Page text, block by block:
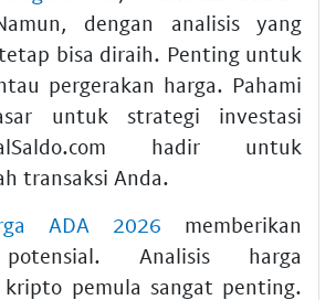
dengan analisis yang
bisa diraih. Penting untuk
pergerakan harga. Pahami
untuk strategi investasi
hadir untuk
transaksi Anda.
ADA 2026 memberikan
Analisis harga
pemula sangat penting.